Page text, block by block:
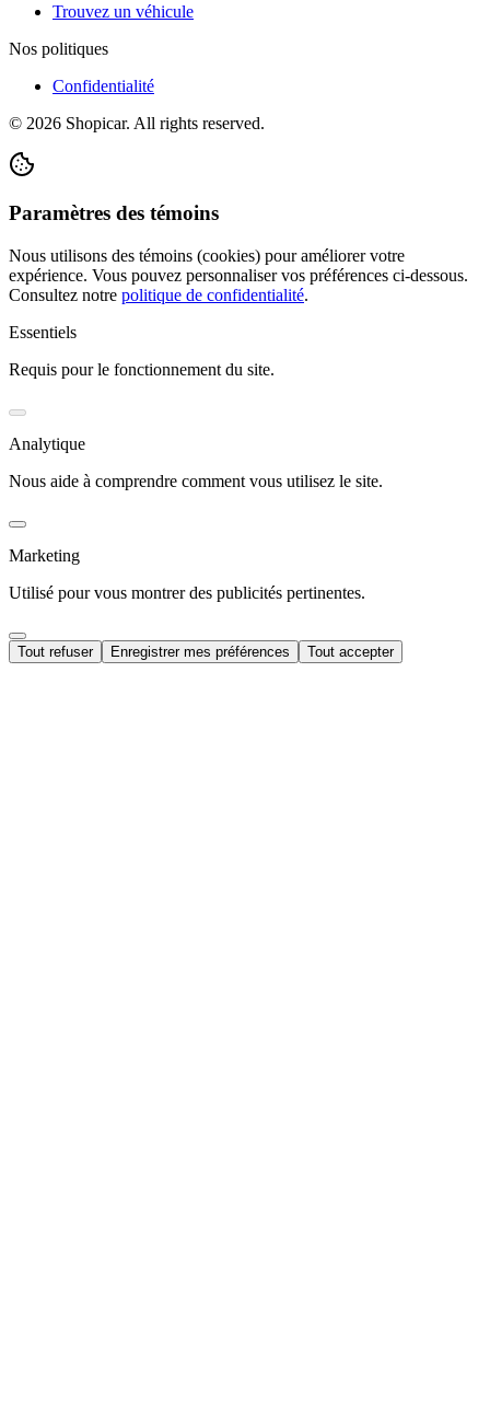
Trouvez un véhicule
Nos politiques
Confidentialité
© 2026 Shopicar. All rights reserved.
Paramètres des témoins
Nous utilisons des témoins (cookies) pour améliorer votre
expérience. Vous pouvez personnaliser vos préférences ci-dessous.
Consultez notre politique de confidentialité.
Essentiels
Requis pour le fonctionnement du site.
Analytique
Nous aide à comprendre comment vous utilisez le site.
Marketing
Utilisé pour vous montrer des publicités pertinentes.
Tout refuser Enregistrer mes préférences Tout accepter